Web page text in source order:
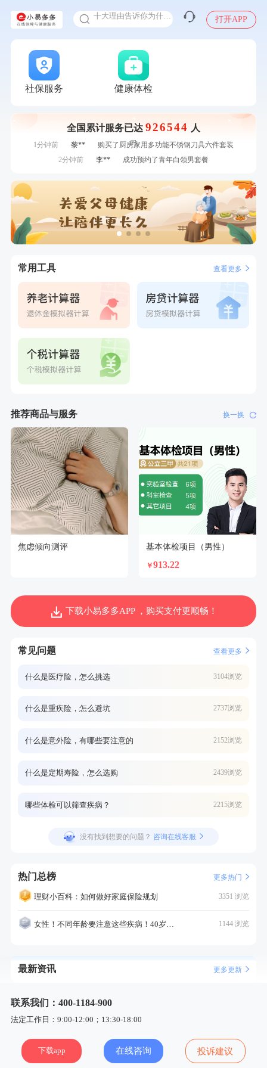
感染人偏肺病毒就会得肺炎吗
入职体检在线预约
甲状腺癌怎么筛查
打开APP
社保服务 健康体检
全国累计服务已达 926544 人
7分钟前 赵*
购买了油米有福B款
周**
购买了BP3颈椎热敷枕
成功预约了女性健康套餐二档
刚刚
成功预约了女性健康套餐二档
购买了汤臣倍健多维男士多种维生素矿物质片1.5g*60片*2
瓶
1分钟前 黎**
购买了厨房家用多功能不锈钢刀具六件套装
2分钟前
李**
成功预约了青年白领男套餐
林**
购买了小熊电烤箱 DKX-F10M6
4分钟前
毛**
购买了汤臣倍健多维男士多种维生素矿物质片1.5g*60片*2
瓶
6分钟前 叶**
成功预约了女性防癌筛查套餐
成功预约了男性体检套餐
刚刚
成功预约了女性健康套餐二档
常用工具 查看更多
推荐商品与服务 换一换
焦虑倾向测评 基本体检项目（男性）
￥913.22
下载小易多多APP ，购买支付更顺畅！
常见问题 查看更多
什么是医疗险，怎么挑选 3104浏览
什么是重疾险，怎么避坑 2737浏览
什么是意外险，有哪些要注意的 2152浏览
什么是定期寿险，怎么选购 2439浏览
哪些体检可以筛查疾病？ 2215浏览
没有找到想要的问题？ 咨询在线客服
热门总榜 更多热门
理财小百科：如何做好家庭保险规划 3351 浏览
女性！不同年龄要注意这些疾病！40岁的这个疾病最需要注意！ 1144 浏览
最新资讯 更多更新
联系我们：400-1184-900
法定工作日：9:00-12:00；13:30-18:00
下载app 在线咨询 投诉建议